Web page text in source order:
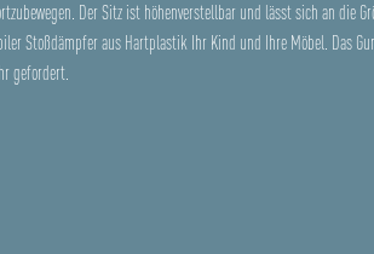
Der Sitz ist höhenverstellbar und lässt sich an die
Stoßdämpfer aus Hartplastik Ihr Kind und Ihre Möbel. Das
gefordert.